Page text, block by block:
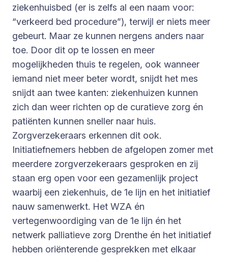
ziekenhuisbed (er is zelfs al een naam voor:
“verkeerd bed procedure”), terwijl er niets meer
gebeurt. Maar ze kunnen nergens anders naar
toe. Door dit op te lossen en meer
mogelijkheden thuis te regelen, ook wanneer
iemand niet meer beter wordt, snijdt het mes
snijdt aan twee kanten: ziekenhuizen kunnen
zich dan weer richten op de curatieve zorg én
patiënten kunnen sneller naar huis.
Zorgverzekeraars erkennen dit ook.
Initiatiefnemers hebben de afgelopen zomer met
meerdere zorgverzekeraars gesproken en zij
staan erg open voor een gezamenlijk project
waarbij een ziekenhuis, de 1e lijn en het initiatief
nauw samenwerkt. Het WZA én
vertegenwoordiging van de 1e lijn én het
netwerk palliatieve zorg Drenthe én het initiatief
hebben oriënterende gesprekken met elkaar